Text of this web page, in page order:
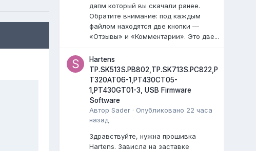
дапм который вы скачали ранее.
Обратите внимание: под каждым
файлом находятся две кнопки —
«Отзывы» и «Комментарии». Это две...
Hartens
TP.SK513S.PB802,TP.SK713S.PC822,P
T320AT06-1,PT430CT05-
1,PT430GT01-3, USB Firmware
Software
АвторSader · Опубликовано 22 часа
назад
Здравствуйте, нужна прошивка
Hartens. Зависла на заставке